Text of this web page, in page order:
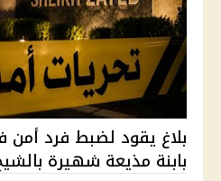
بلاغ يقود لضبط فرد
بابنة مذيعة شهيرة